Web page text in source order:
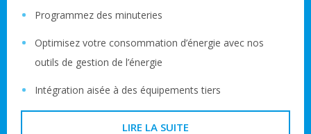
Programmez des minuteries
Optimisez votre consommation d’énergie avec nos
outils de gestion de l’énergie
Intégration aisée à des équipements tiers
LIRE LA SUITE